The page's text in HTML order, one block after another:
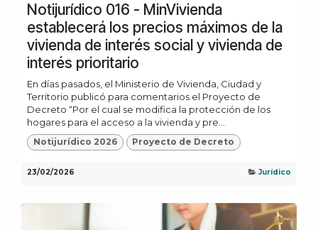
Notijurídico 016 - MinVivienda
establecerá los precios máximos de la
vivienda de interés social y vivienda de
interés prioritario
En días pasados, el Ministerio de Vivienda, Ciudad y
Territorio publicó para comentarios el Proyecto de
Decreto “Por el cual se modifica la protección de los
hogares para el acceso a la vivienda y pre...
Notijurídico 2026 Proyecto de Decreto
23/02/2026 Jurídico